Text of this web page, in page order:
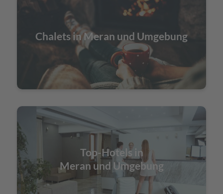
Chalets in Meran und Umgebung
Top-Hotels in
Meran und Umgebung